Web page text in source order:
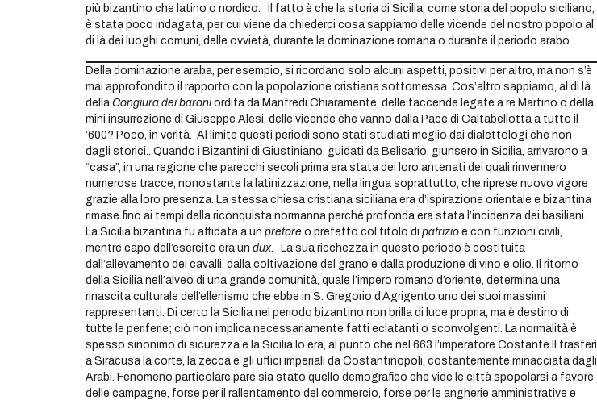
più bizantino che latino o nordico. Il fatto è che la storia di Sicilia, come storia del popolo siciliano,
è stata poco indagata, per cui viene da chiederci cosa sappiamo delle vicende del nostro popolo al
di là dei luoghi comuni, delle ovvietà, durante la dominazione romana o durante il periodo arabo.
Della dominazione araba, per esempio, si ricordano solo alcuni aspetti, positivi per altro, ma non s’è
mai approfondito il rapporto con la popolazione cristiana sottomessa. Cos’altro sappiamo, al di là
dellaCongiura dei baroniordita da Manfredi Chiaramente, delle faccende legate a re Martino o della
mini insurrezione di Giuseppe Alesi, delle vicende che vanno dalla Pace di Caltabellotta a tutto il
‘600? Poco, in verità. Al limite questi periodi sono stati studiati meglio dai dialettologi che non
dagli storici.. Quando i Bizantini di Giustiniano, guidati da Belisario, giunsero in Sicilia, arrivarono a
“casa”, in una regione che parecchi secoli prima era stata dei loro antenati dei quali rinvennero
numerose tracce, nonostante la latinizzazione, nella lingua soprattutto, che riprese nuovo vigore
grazie alla loro presenza. La stessa chiesa cristiana siciliana era d’ispirazione orientale e bizantina
rimase fino ai tempi della riconquista normanna perché profonda era stata l’incidenza dei basiliani.
La Sicilia bizantina fu affidata a unpretore o prefetto col titolo dipatrizio e con funzioni civili,
mentre capo dell’esercito era undux. La sua ricchezza in questo periodo è costituita
dall’allevamento dei cavalli, dalla coltivazione del grano e dalla produzione di vino e olio. Il ritorno
della Sicilia nell’alveo di una grande comunità, quale l’impero romano d’oriente, determina una
rinascita culturale dell’ellenismo che ebbe in S. Gregorio d’Agrigento uno dei suoi massimi
rappresentanti. Di certo la Sicilia nel periodo bizantino non brilla di luce propria, ma è destino di
tutte le periferie; ciò non implica necessariamente fatti eclatanti o sconvolgenti. La normalità è
spesso sinonimo di sicurezza e la Sicilia lo era, al punto che nel 663 l’imperatore Costante II trasferì
a Siracusa la corte, la zecca e gli uffici imperiali da Costantinopoli, costantemente minacciata dagli
Arabi. Fenomeno particolare pare sia stato quello demografico che vide le città spopolarsi a favore
delle campagne, forse per il rallentamento del commercio, forse per le angherie amministrative e